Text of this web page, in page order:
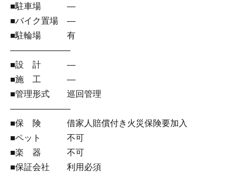
■駐車場 ―
■バイク置場 ―
■駐輪場 有
―――――――
■設 計 ―
■施 工 ―
■管理形式 巡回管理
―――――――
■保 険 借家人賠償付き火災保険要加入
■ペット 不可
■楽 器 不可
■保証会社 利用必須